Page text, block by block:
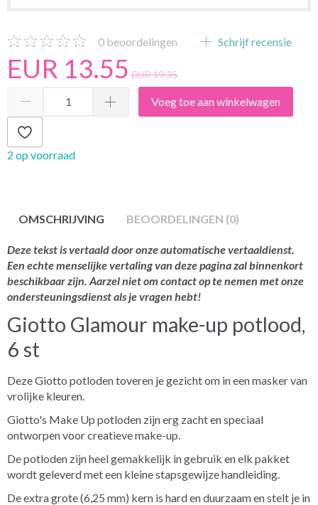
0 beoordelingen Schrijf recensie
EUR 13.55 EUR 19.35
Voeg toe aan winkelwagen
2 op voorraad
OMSCHRIJVING BEOORDELINGEN (0)
Deze tekst is vertaald door onze automatische vertaaldienst.
Een echte menselijke vertaling van deze pagina zal binnenkort
beschikbaar zijn. Aarzel niet om contact op te nemen met onze
ondersteuningsdienst als je vragen hebt!
Giotto Glamour make-up potlood,
6 st
Deze Giotto potloden toveren je gezicht om in een masker van
vrolijke kleuren.
Giotto's Make Up potloden zijn erg zacht en speciaal
ontworpen voor creatieve make-up.
De potloden zijn heel gemakkelijk in gebruik en elk pakket
wordt geleverd met een kleine stapsgewijze handleiding.
De extra grote (6,25 mm) kern is hard en duurzaam en stelt je in